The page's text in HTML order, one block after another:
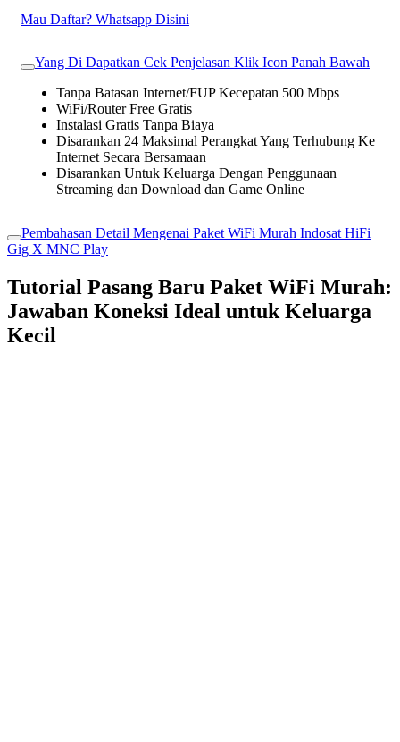
Mau Daftar? Whatsapp Disini
Yang Di Dapatkan Cek Penjelasan Klik Icon Panah Bawah
Tanpa Batasan Internet/FUP Kecepatan 500 Mbps
WiFi/Router Free Gratis
Instalasi Gratis Tanpa Biaya
Disarankan 24 Maksimal Perangkat Yang Terhubung Ke
Internet Secara Bersamaan
Disarankan Untuk Keluarga Dengan Penggunaan
Streaming dan Download dan Game Online
Pembahasan Detail Mengenai Paket WiFi Murah Indosat HiFi
Gig X MNC Play
Tutorial Pasang Baru Paket WiFi Murah:
Jawaban Koneksi Ideal untuk Keluarga
Kecil